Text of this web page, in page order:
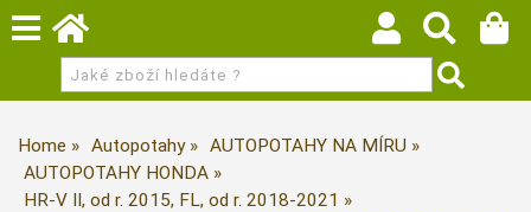
Home Autopotahy
AUTOPOTAHY NA MÍRU
AUTOPOTAHY HONDA
HR-V II, od r. 2015, FL, od r. 2018-2021